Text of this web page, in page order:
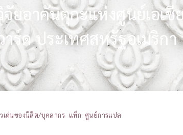
ยอาคันตุกะแห่งศูนย์เอเชี
ร์ด ประเทศสหรัฐอเมริกา
เด่นของนิสิต/บุคลากร แท็ก: ศูนย์การแปล